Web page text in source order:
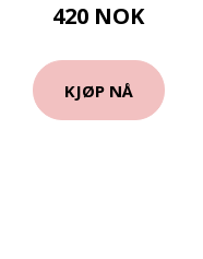
420 NOK
KJØP NÅ